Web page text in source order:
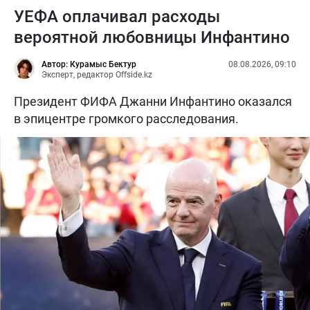
УЕФА оплачивал расходы
вероятной любовницы Инфантино
Автор: Курамыс Бектур
Эксперт, редактор Offside.kz
08.08.2026, 09:10
Президент ФИФА Джанни Инфантино оказался
в эпицентре громкого расследования.